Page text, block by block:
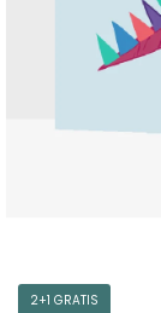
2+1 GRATIS